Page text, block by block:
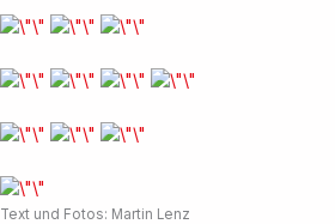
Text und Fotos: Martin Lenz